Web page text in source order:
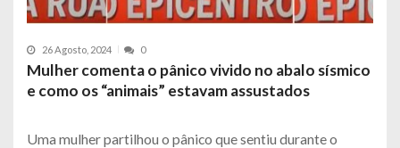
26 Agosto, 2024 0
Mulher comenta o pânico vivido no abalo sísmico
e como os “animais” estavam assustados
Uma mulher partilhou o pânico que sentiu durante o